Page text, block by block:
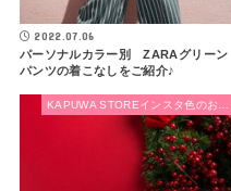
2022.07.06
パーソナルカラー別 ZARAグリーン
パンツの着こなしをご紹介♪